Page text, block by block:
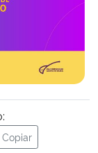
Copiar